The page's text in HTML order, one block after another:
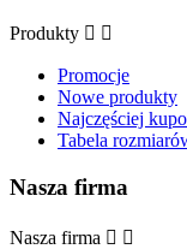
Produkty  
Promocje
Nowe produkty
Najczęściej
Tabela
Nasza firma
Nasza firma  